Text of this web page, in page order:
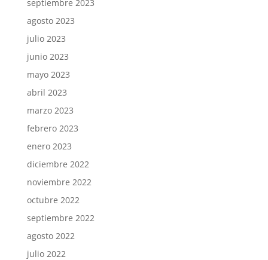
septiembre 2023
agosto 2023
julio 2023
junio 2023
mayo 2023
abril 2023
marzo 2023
febrero 2023
enero 2023
diciembre 2022
noviembre 2022
octubre 2022
septiembre 2022
agosto 2022
julio 2022